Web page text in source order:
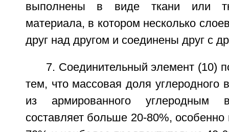
выполнены в виде ткани или
материала, в котором несколько
друг над другом и соединены друг с
7. Соединительный элемент (10)
тем, что массовая доля углеродного
из армированного углеродным
составляет больше 20-80%, особенно